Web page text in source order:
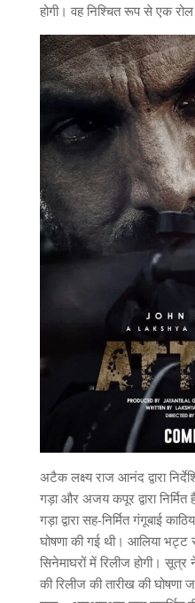
होगी। वह निश्चित रूप से एक
अटैक लक्ष्य राज आनंद द्वारा
गड़ा और अजय कपूर द्वारा
गड़ा द्वारा सह-निर्मित गंगूबाई
घोषणा की गई थी। आलिया
सिनेमाघरों में रिलीज होगी।
की रिलीज की तारीख की घोषणा